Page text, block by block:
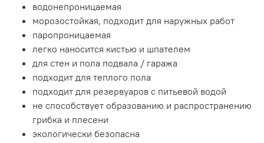
водонепроницаемая
морозостойкая, подходит для наружных работ
паропроницаемая
легко наносится кистью и шпателем
для стен и пола подвала / гаража
подходит для теплого пола
подходит для резервуаров с питьевой водой
не способствует образованию и распространению
грибка и плесени
экологически безопасна